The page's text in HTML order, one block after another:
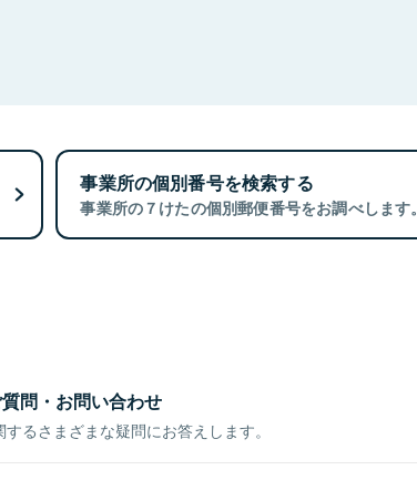
事業所の個別番号を検索する
事業所の７けたの個別郵便番号をお調べします。
問・お問い合わせ
るさまざまな疑問にお答えします。